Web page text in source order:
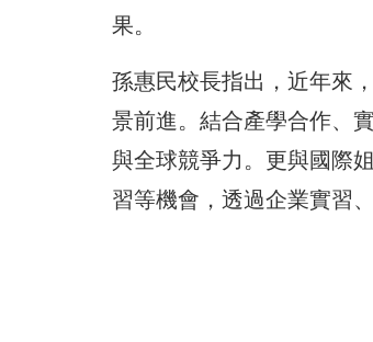
果。
孫惠民校長指出，近年來
景前進。結合產學合作、
與全球競爭力。更與國際
習等機會，透過企業實習